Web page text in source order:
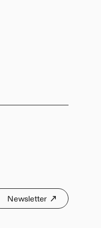
Newsletter